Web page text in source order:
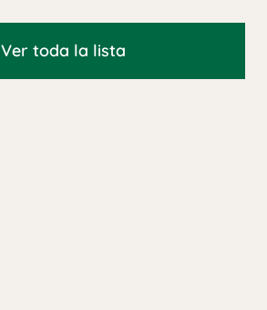
Ver toda la lista